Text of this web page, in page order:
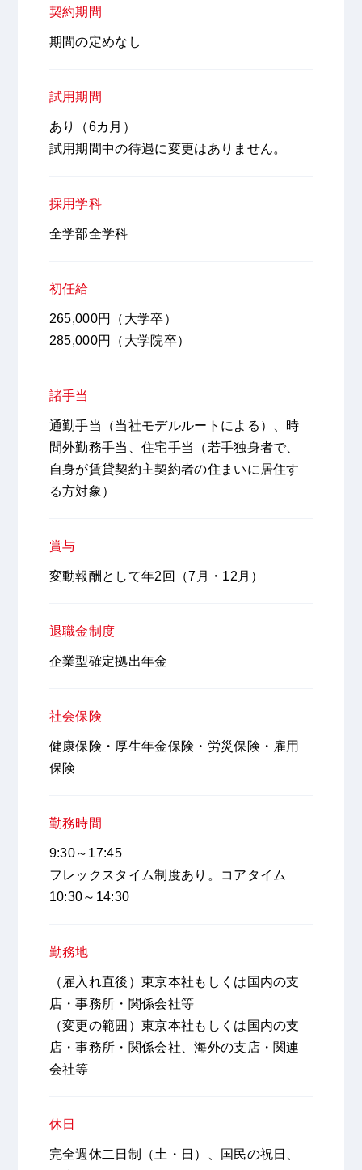
契約期間
期間の定めなし
試用期間
あり（6カ月）
試用期間中の待遇に変更はありません。
採用学科
全学部全学科
初任給
265,000円（大学卒）
285,000円（大学院卒）
諸手当
通勤手当（当社モデルルートによる）、時
間外勤務手当、住宅手当（若手独身者で、
自身が賃貸契約主契約者の住まいに居住す
る方対象）
賞与
変動報酬として年2回（7月・12月）
退職金制度
企業型確定拠出年金
社会保険
健康保険・厚生年金保険・労災保険・雇用
保険
勤務時間
9:30～17:45
フレックスタイム制度あり。コアタイム
10:30～14:30
勤務地
（雇入れ直後）東京本社もしくは国内の支
店・事務所・関係会社等
（変更の範囲）東京本社もしくは国内の支
店・事務所・関係会社、海外の支店・関連
会社等
休日
完全週休二日制（土・日）、国民の祝日、